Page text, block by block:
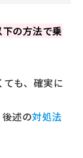
の方法で乗
も、確実に
述の対処法